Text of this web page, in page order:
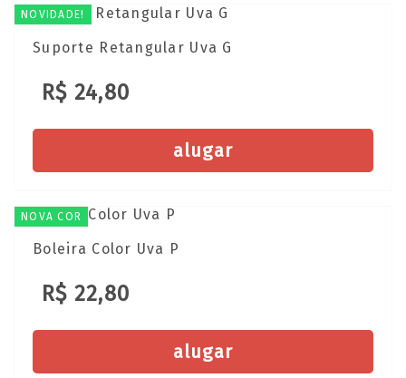
NOVIDADE!
Suporte Retangular Uva G
R$ 24,80
alugar
NOVA COR
Boleira Color Uva P
R$ 22,80
alugar